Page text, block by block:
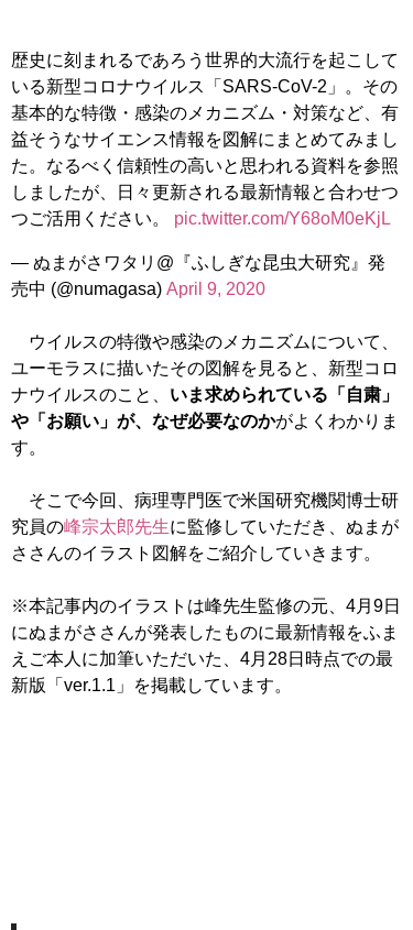
歴史に刻まれるであろう世界的大流行を起こして
いる新型コロナウイルス「SARS-CoV-2」。その
基本的な特徴・感染のメカニズム・対策など、有
益そうなサイエンス情報を図解にまとめてみまし
た。なるべく信頼性の高いと思われる資料を参照
しましたが、日々更新される最新情報と合わせつ
つご活用ください。 pic.twitter.com/Y68oM0eKjL
— ぬまがさワタリ@『ふしぎな昆虫大研究』発
売中 (@numagasa) April 9, 2020
ウイルスの特徴や感染のメカニズムについて、
ユーモラスに描いたその図解を見ると、新型コロ
ナウイルスのこと、 いま求められている「自粛」
や「お願い」が、なぜ必要なのかがよくわかりま
す。
そこで今回、病理専門医で米国研究機関博士研
究員の峰宗太郎先生に監修していただき、ぬまが
ささんのイラスト図解をご紹介していきます。
※本記事内のイラストは峰先生監修の元、4月9日
にぬまがささんが発表したものに最新情報をふま
えご本人に加筆いただいた、4月28日時点での最
新版「ver.1.1」を掲載しています。